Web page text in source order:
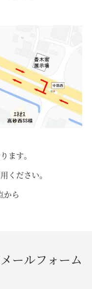
ます。
ください。
から
ールフォーム